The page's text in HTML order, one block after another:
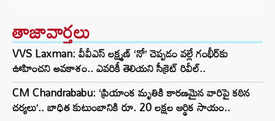
తాజావార్తలు
VVS Laxman: వీవీఎస్ లక్ష్మణ్ ‘నో’ చెప్పడం వల్లే గంభీర్‌కు
ఊహించని అవకాశం.. ఎవరికీ తెలియని సీక్రెట్ రివీల్..
CM Chandrababu: ‘ప్రియాంక మృతికి కారణమైన వారిపై కఠిన
చర్యలు’.. బాధిత కుటుంబానికి రూ. 20 లక్షల ఆర్థిక సాయం..